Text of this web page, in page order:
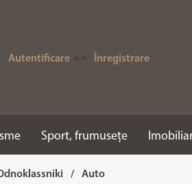
Autentificare Înregistrare
Sport, frumusețe
/ Auto